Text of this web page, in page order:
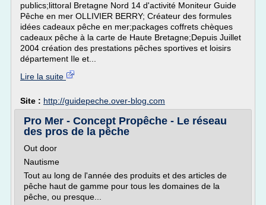
publics;littoral Bretagne Nord 14 d'activité Moniteur Guide
Pêche en mer OLLIVIER BERRY; Créateur des formules
idées cadeaux pêche en mer;packages coffrets chèques
cadeaux pêche à la carte de Haute Bretagne;Depuis Juillet
2004 création des prestations pêches sportives et loisirs
département Ile et...
Lire la suite
Site : http://guidepeche.over-blog.com
Pro Mer - Concept Propêche - Le réseau
des pros de la pêche
Out door
Nautisme
Tout au long de l'année des produits et des articles de
pêche haut de gamme pour tous les domaines de la
pêche, ou presque...